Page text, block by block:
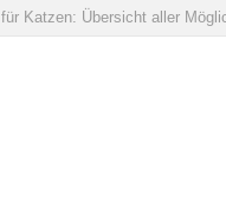
aller Möglichkeiten »